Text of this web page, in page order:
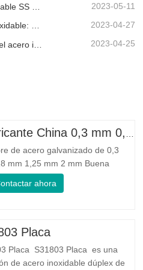
2023-05-11
Tipos de bridas de acero inoxidable: ¿cuál es mejor para ti? 2023-04-27
2023-04-25
de acero galvanizado de 0,3
mm 1,25 mm 2 mm Buena
Puede mejorar algunos
rebabas y óxido en el alambre de
es muy buena, muy adecuada
ahora
Placa
Placa S31803 Placa es una
de acero inoxidable dúplex de